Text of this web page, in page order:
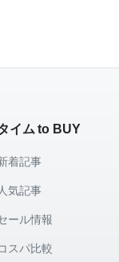
イム to BUY
着記事
人気記事
ール情報
スパ比較